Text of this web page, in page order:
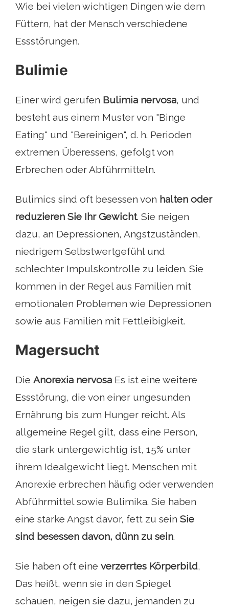
Wie bei vielen wichtigen Dingen wie dem
Füttern, hat der Mensch verschiedene
Essstörungen.
Bulimie
Einer wird gerufen Bulimia nervosa, und
besteht aus einem Muster von "Binge
Eating" und "Bereinigen", d. h. Perioden
extremen Überessens, gefolgt von
Erbrechen oder Abführmitteln.
Bulimics sind oft besessen von halten oder
reduzieren Sie Ihr Gewicht. Sie neigen
dazu, an Depressionen, Angstzuständen,
niedrigem Selbstwertgefühl und
schlechter Impulskontrolle zu leiden. Sie
kommen in der Regel aus Familien mit
emotionalen Problemen wie Depressionen
sowie aus Familien mit Fettleibigkeit.
Magersucht
Die Anorexia nervosa Es ist eine weitere
Essstörung, die von einer ungesunden
Ernährung bis zum Hunger reicht. Als
allgemeine Regel gilt, dass eine Person,
die stark untergewichtig ist, 15% unter
ihrem Idealgewicht liegt. Menschen mit
Anorexie erbrechen häufig oder verwenden
Abführmittel sowie Bulimika. Sie haben
eine starke Angst davor, fett zu sein Sie
sind besessen davon, dünn zu sein.
Sie haben oft eine verzerrtes Körperbild,
Das heißt, wenn sie in den Spiegel
schauen, neigen sie dazu, jemanden zu